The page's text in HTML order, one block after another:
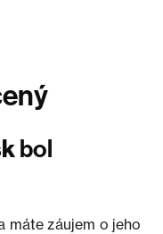
bol
máte záujem o jeho